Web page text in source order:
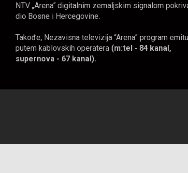
NTV „Arena“ digitalnim zemaljskim signalom
dio Bosne i Hercegovine.
Takođe, Nezavisna televizija “Arena” program
putem kablovskih operatera (m:tel - 84 kanal,
supernova - 67 kanal).